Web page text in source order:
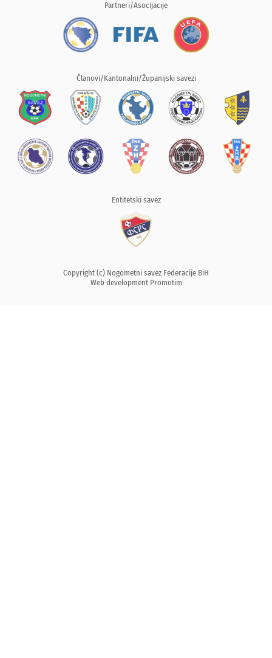
Partneri/Asocijacije
Članovi/Kantonalni/Županijski savezi
Entitetski savez
Copyright (c) Nogometni savez Federacije BiH
Web development Promotim